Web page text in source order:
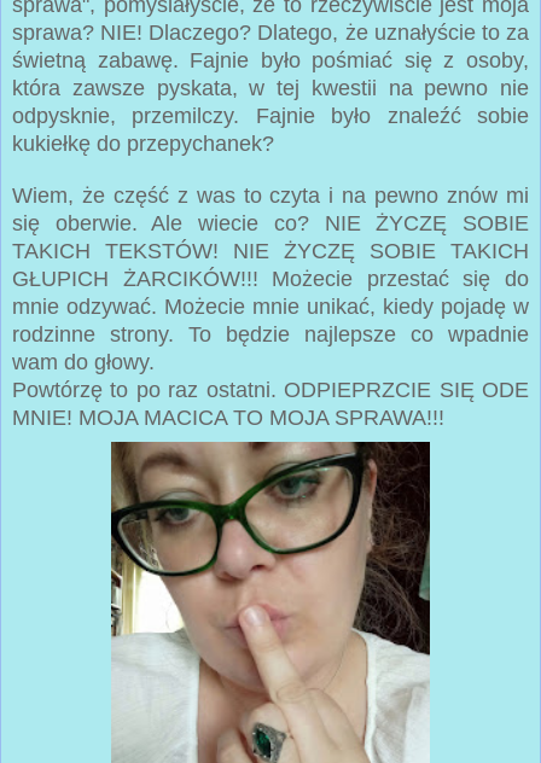
sprawa", pomyślałyście, że to rzeczywiście jest moja
sprawa? NIE! Dlaczego? Dlatego, że uznałyście to za
świetną zabawę. Fajnie było pośmiać się z osoby,
która zawsze pyskata, w tej kwestii na pewno nie
odpysknie, przemilczy. Fajnie było znaleźć sobie
kukiełkę do przepychanek?
Wiem, że część z was to czyta i na pewno znów mi
się oberwie. Ale wiecie co? NIE ŻYCZĘ SOBIE
TAKICH TEKSTÓW! NIE ŻYCZĘ SOBIE TAKICH
GŁUPICH ŻARCIKÓW!!! Możecie przestać się do
mnie odzywać. Możecie mnie unikać, kiedy pojadę w
rodzinne strony. To będzie najlepsze co wpadnie
wam do głowy.
Powtórzę to po raz ostatni. ODPIEPRZCIE SIĘ ODE
MNIE! MOJA MACICA TO MOJA SPRAWA!!!